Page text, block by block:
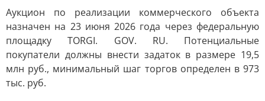
Аукцион по реализации коммерческого объекта
назначен на 23 июня 2026 года через федеральную
площадку TORGI. GOV. RU. Потенциальные
покупатели должны внести задаток в размере 19,5
млн руб., минимальный шаг торгов определен в 973
тыс. руб.